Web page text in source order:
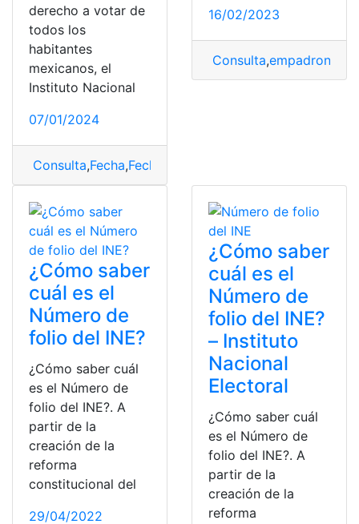
derecho a votar de
todos los
habitantes
mexicanos, el
Instituto Nacional
07/01/2024
Consulta,Fecha,Fecha límite
16/02/2023
Consulta,empadronado
¿Cómo saber
cuál es el
Número de
folio del INE?
¿Cómo saber cuál
es el Número de
folio del INE?. A
partir de la
creación de la
reforma
constitucional del
29/04/2022
¿Cómo saber
cuál es el
Número de
folio del INE?
– Instituto
Nacional
Electoral
¿Cómo saber cuál
es el Número de
folio del INE?. A
partir de la
creación de la
reforma